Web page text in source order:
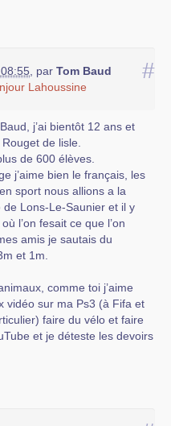
#
par Tom Baud
Lahoussine
j’ai bientôt 12 ans et
de lisle.
de 600 élèves.
j’aime bien le français, les
sport nous allions a la
de Lons-Le-Saunier et il y
l’on fesait ce que l’on
amis je sautais du
et 1m.
comme toi j’aime
vidéo sur ma Ps3 (à Fifa et
faire du vélo et faire
et je déteste les devoirs